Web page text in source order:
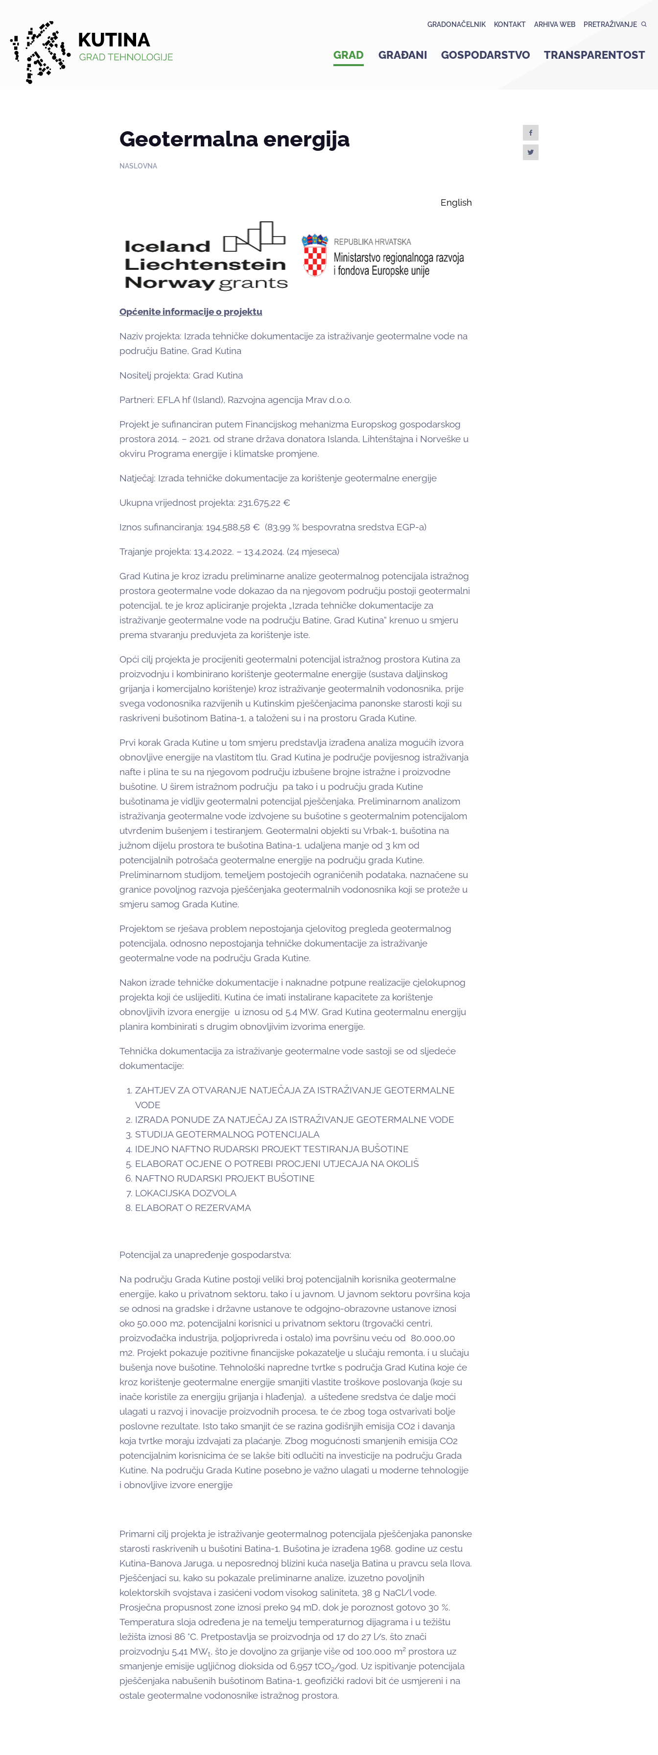
Kutina
GRADONAČELNIK KONTAKT ARHIVA WEB PRETRAŽIVANJE
GRAD GRAĐANI GOSPODARSTVO TRANSPARENTOST
Geotermalna energija
NASLOVNA
English
Općenite informacije o projektu
Naziv projekta: Izrada tehničke dokumentacije za istraživanje geotermalne vode na
području Batine, Grad Kutina
Nositelj projekta: Grad Kutina
Partneri: EFLA hf (Island), Razvojna agencija Mrav d.o.o.
Projekt je sufinanciran putem Financijskog mehanizma Europskog gospodarskog
prostora 2014. – 2021. od strane država donatora Islanda, Lihtenštajna i Norveške u
okviru Programa energije i klimatske promjene.
Natječaj: Izrada tehničke dokumentacije za korištenje geotermalne energije
Ukupna vrijednost projekta: 231.675,22 €
Iznos sufinanciranja: 194.588,58 € (83,99 % bespovratna sredstva EGP-a)
Trajanje projekta: 13.4.2022. – 13.4.2024. (24 mjeseca)
Grad Kutina je kroz izradu preliminarne analize geotermalnog potencijala istražnog
prostora geotermalne vode dokazao da na njegovom području postoji geotermalni
potencijal, te je kroz apliciranje projekta „Izrada tehničke dokumentacije za
istraživanje geotermalne vode na području Batine, Grad Kutina“ krenuo u smjeru
prema stvaranju preduvjeta za korištenje iste.
Opći cilj projekta je procijeniti geotermalni potencijal istražnog prostora Kutina za
proizvodnju i kombinirano korištenje geotermalne energije (sustava daljinskog
grijanja i komercijalno korištenje) kroz istraživanje geotermalnih vodonosnika, prije
svega vodonosnika razvijenih u Kutinskim pješčenjacima panonske starosti koji su
raskriveni bušotinom Batina-1, a taloženi su i na prostoru Grada Kutine.
Prvi korak Grada Kutine u tom smjeru predstavlja izrađena analiza mogućih izvora
obnovljive energije na vlastitom tlu. Grad Kutina je područje povijesnog istraživanja
nafte i plina te su na njegovom području izbušene brojne istražne i proizvodne
bušotine. U širem istražnom području pa tako i u području grada Kutine
bušotinama je vidljiv geotermalni potencijal pješčenjaka. Preliminarnom analizom
istraživanja geotermalne vode izdvojene su bušotine s geotermalnim potencijalom
utvrđenim bušenjem i testiranjem. Geotermalni objekti su Vrbak-1, bušotina na
južnom dijelu prostora te bušotina Batina-1. udaljena manje od 3 km od
potencijalnih potrošača geotermalne energije na području grada Kutine.
Preliminarnom studijom, temeljem postojećih ograničenih podataka, naznačene su
granice povoljnog razvoja pješčenjaka geotermalnih vodonosnika koji se proteže u
smjeru samog Grada Kutine.
Projektom se rješava problem nepostojanja cjelovitog pregleda geotermalnog
potencijala, odnosno nepostojanja tehničke dokumentacije za istraživanje
geotermalne vode na području Grada Kutine.
Nakon izrade tehničke dokumentacije i naknadne potpune realizacije cjelokupnog
projekta koji će uslijediti, Kutina će imati instalirane kapacitete za korištenje
obnovljivih izvora energije u iznosu od 5.4 MW. Grad Kutina geotermalnu energiju
planira kombinirati s drugim obnovljivim izvorima energije.
Tehnička dokumentacija za istraživanje geotermalne vode sastoji se od sljedeće
dokumentacije:
ZAHTJEV ZA OTVARANJE NATJEČAJA ZA ISTRAŽIVANJE GEOTERMALNE
VODE
IZRADA PONUDE ZA NATJEČAJ ZA ISTRAŽIVANJE GEOTERMALNE VODE
STUDIJA GEOTERMALNOG POTENCIJALA
IDEJNO NAFTNO RUDARSKI PROJEKT TESTIRANJA BUŠOTINE
ELABORAT OCJENE O POTREBI PROCJENI UTJECAJA NA OKOLIŠ
NAFTNO RUDARSKI PROJEKT BUŠOTINE
LOKACIJSKA DOZVOLA
ELABORAT O REZERVAMA
Potencijal za unapređenje gospodarstva:
Na području Grada Kutine postoji veliki broj potencijalnih korisnika geotermalne
energije, kako u privatnom sektoru, tako i u javnom. U javnom sektoru površina koja
se odnosi na gradske i državne ustanove te odgojno-obrazovne ustanove iznosi
oko 50.000 m2, potencijalni korisnici u privatnom sektoru (trgovački centri,
proizvođačka industrija, poljoprivreda i ostalo) ima površinu veću od 80.000,00
m2. Projekt pokazuje pozitivne financijske pokazatelje u slučaju remonta, i u slučaju
bušenja nove bušotine. Tehnološki napredne tvrtke s područja Grad Kutina koje će
kroz korištenje geotermalne energije smanjiti vlastite troškove poslovanja (koje su
inače koristile za energiju grijanja i hlađenja), a ušteđene sredstva će dalje moći
ulagati u razvoj i inovacije proizvodnih procesa, te će zbog toga ostvarivati bolje
poslovne rezultate. Isto tako smanjit će se razina godišnjih emisija CO2 i davanja
koja tvrtke moraju izdvajati za plaćanje. Zbog mogućnosti smanjenih emisija CO2
potencijalnim korisnicima će se lakše biti odlučiti na investicije na području Grada
Kutine. Na području Grada Kutine posebno je važno ulagati u moderne tehnologije
i obnovljive izvore energije
Primarni cilj projekta je istraživanje geotermalnog potencijala pješčenjaka panonske
starosti raskrivenih u bušotini Batina-1. Bušotina je izrađena 1968. godine uz cestu
Kutina-Banova Jaruga, u neposrednoj blizini kuća naselja Batina u pravcu sela Ilova.
Pješčenjaci su, kako su pokazale preliminarne analize, izuzetno povoljnih
kolektorskih svojstava i zasićeni vodom visokog saliniteta, 38 g NaCl/l vode.
Prosječna propusnost zone iznosi preko 94 mD, dok je poroznost gotovo 30 %.
Temperatura sloja određena je na temelju temperaturnog dijagrama i u težištu
ležišta iznosi 86 °C. Pretpostavlja se proizvodnja od 17 do 27 l/s, što znači
proizvodnju 5,41 MWt, što je dovoljno za grijanje više od 100.000 m2prostora uz
smanjenje emisije ugljičnog dioksida od 6,957 tCO2/god. Uz ispitivanje potencijala
pješčenjaka nabušenih bušotinom Batina-1, geofizički radovi bit će usmjereni i na
ostale geotermalne vodonosnike istražnog prostora.